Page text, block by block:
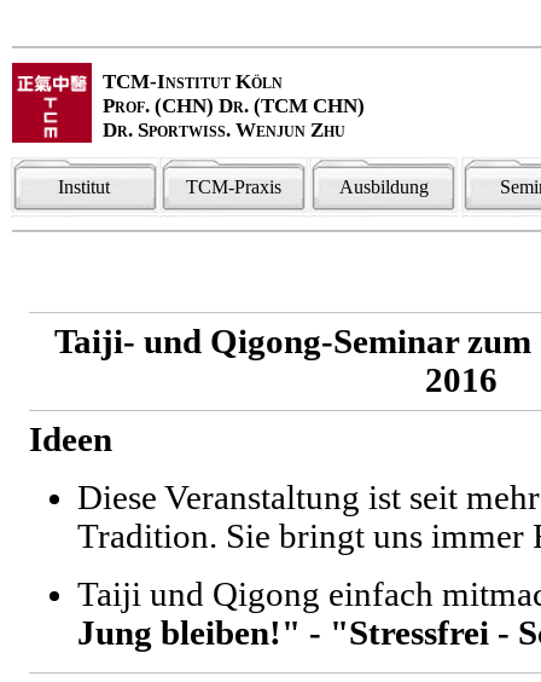
TCM-Institut Köln
Prof. (CHN) Dr. (TCM CHN)
Dr. Sportwiss. Wenjun Zhu
Institut TCM-Praxis Ausbildung
Taiji- und Qigong-Seminar zum
2016
Ideen
Diese Veranstaltung ist seit
Tradition. Sie bringt uns immer
Taiji und Qigong einfach
Jung bleiben!" - "Stressfrei -